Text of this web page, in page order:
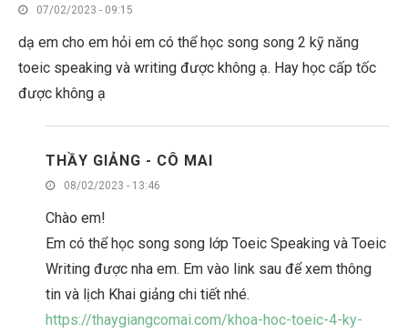
07/02/2023 - 09:15
dạ em cho em hỏi em có thể học song song 2 kỹ năng
toeic speaking và writing được không ạ. Hay học cấp tốc
được không ạ
THẦY GIẢNG - CÔ MAI
08/02/2023 - 13:46
Chào em!
Em có thể học song song lớp Toeic Speaking và Toeic
Writing được nha em. Em vào link sau để xem thông
tin và lịch Khai giảng chi tiết nhé.
https://thaygiangcomai.com/khoa-hoc-toeic-4-ky-